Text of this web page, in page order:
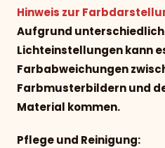
Hinweis zur
Aufgrund
Lichteinstellungen kann
Farbabweichungen
Farbmusterbildern und
Material kommen.
Pflege und Reinigung: